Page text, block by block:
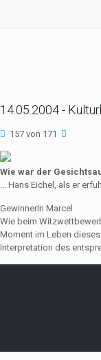
14.05.2004 -
157 von 171
Wie war der
... Hans Eichel, als er
GewinnerIn Marcel
Wie beim
Moment im Leben
Interpretation des